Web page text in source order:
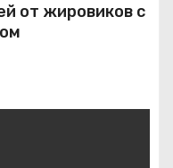
от жировиков с